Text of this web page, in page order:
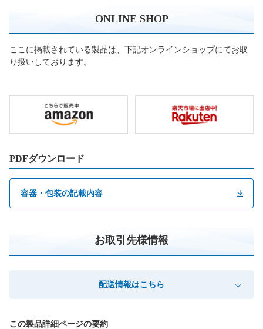
ONLINE SHOP
ここに掲載されている製品は、下記オンラインショップにてお取
り扱いしております。
PDFダウンロード
容器・包装の記載内容
お取引先様情報
配送情報はこちら
この製品詳細ページの要約